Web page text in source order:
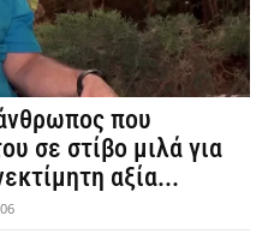
που
σε στίβο μιλά για
αξία...